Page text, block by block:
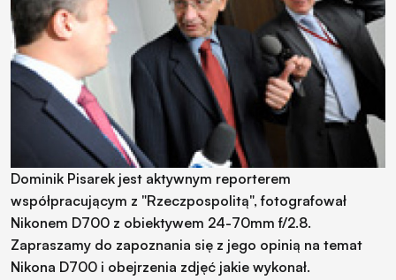
Dominik Pisarek jest aktywnym reporterem
współpracującym z "Rzeczpospolitą", fotografował
Nikonem D700 z obiektywem 24-70mm f/2.8.
Zapraszamy do zapoznania się z jego opinią na temat
Nikona D700 i obejrzenia zdjęć jakie wykonał.